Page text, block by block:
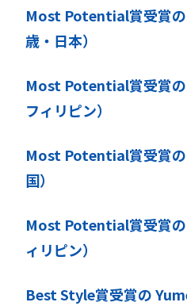
Most Potential賞受賞
歳・日本）
Most Potential賞受賞
フィリピン）
Most Potential賞受賞
国）
Most Potential賞受賞
ィリピン）
Best Style賞受賞の